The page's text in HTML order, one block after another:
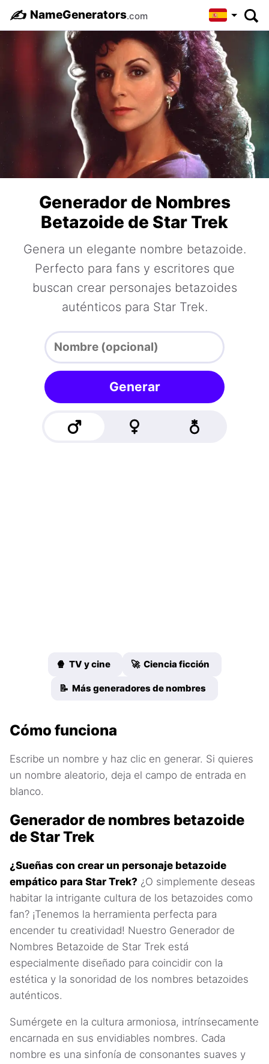
✍️ NameGenerators.com
Generador de Nombres
Betazoide de Star Trek
Genera un elegante nombre betazoide.
Perfecto para fans y escritores que
buscan crear personajes betazoides
auténticos para Star Trek.
Generar
🍿 TV y cine 🚀 Ciencia ficción
📝 Más generadores de nombres
Cómo funciona
Escribe un nombre y haz clic en generar. Si quieres
un nombre aleatorio, deja el campo de entrada en
blanco.
Generador de nombres betazoide
de Star Trek
¿Sueñas con crear un personaje betazoide
empático para Star Trek? ¿O simplemente deseas
habitar la intrigante cultura de los betazoides como
fan? ¡Tenemos la herramienta perfecta para
encender tu creatividad! Nuestro Generador de
Nombres Betazoide de Star Trek está
especialmente diseñado para coincidir con la
estética y la sonoridad de los nombres betazoides
auténticos.
Sumérgete en la cultura armoniosa, intrínsecamente
encarnada en sus envidiables nombres. Cada
nombre es una sinfonía de consonantes suaves y